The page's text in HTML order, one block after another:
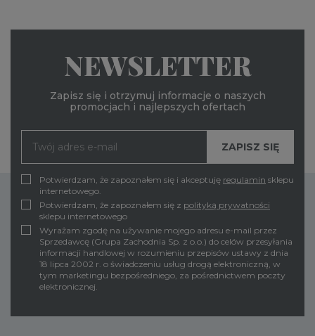
NEWSLETTER
Zapisz się i otrzymuj informacje o naszych
promocjach i najlepszych ofertach
Potwierdzam, że zapoznałem się i akceptuję regulamin sklepu
internetowego.
Potwierdzam, że zapoznałem się z polityką prywatności
sklepu internetowego
Wyrażam zgodę na używanie mojego adresu e-mail przez
Sprzedawcę (Grupa Zachodnia Sp. z o.o.) do celów przesyłania
informacji handlowej w rozumieniu przepisów ustawy z dnia
18 lipca 2002 r. o świadczeniu usług drogą elektroniczną, w
tym marketingu bezpośredniego, za pośrednictwem poczty
elektronicznej.